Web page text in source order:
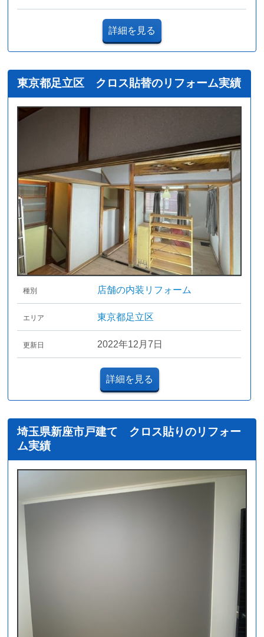
詳細を見る
東京都足立区 クロス貼替のリフォーム実績
種別 店舗の内装リフォーム
エリア 東京都足立区
更新日 2022年12月7日
詳細を見る
埼玉県新座市戸建て クロス貼りのリフォー
ム実績